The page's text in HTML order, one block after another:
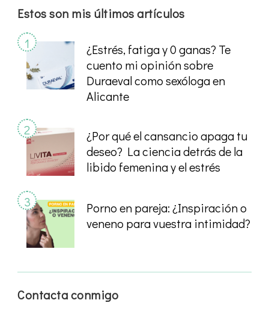
Estos son mis últimos artículos
¿Estrés, fatiga y 0 ganas? Te
cuento mi opinión sobre
Duraeval como sexóloga en
Alicante
¿Por qué el cansancio apaga tu
deseo? La ciencia detrás de la
libido femenina y el estrés
Porno en pareja: ¿Inspiración o
veneno para vuestra intimidad?
Contacta conmigo